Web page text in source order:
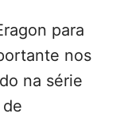
para
nos
na série